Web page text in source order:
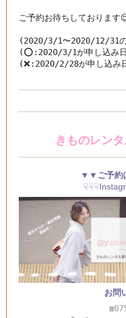
ご予約お待ちしております
(2020/3/1〜2020/12/31の
(⭕️:2020/3/1が申し込み
(❌:2020/2/28が申し込み
きものレン
▼▼ご予約
お問